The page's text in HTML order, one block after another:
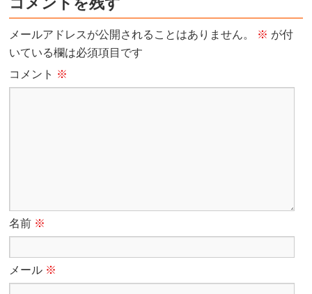
メールアドレスが公開されることはありません。 ※ が付
いている欄は必須項目です
コメント ※
名前 ※
メール ※